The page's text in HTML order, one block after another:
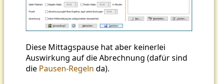
Diese Mittagspause hat aber keinerlei
Auswirkung auf die Abrechnung (dafür sind
die Pausen-Regeln da).